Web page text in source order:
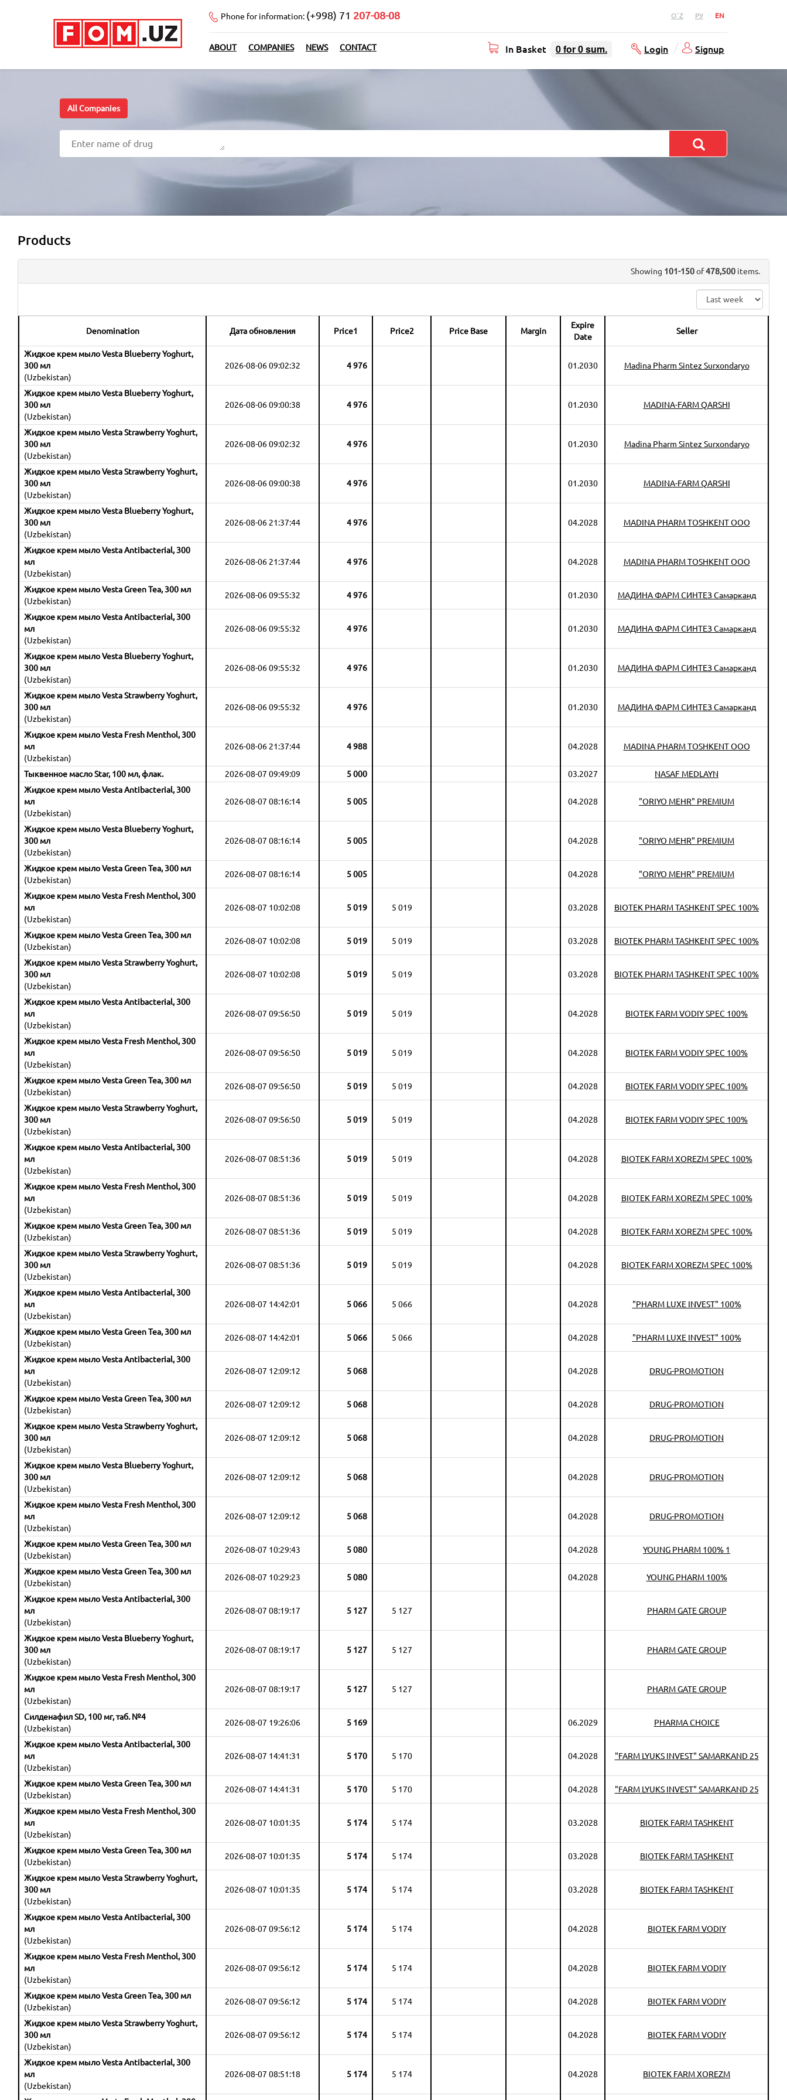
Phone for information: (+998) 71 207-08-08 O`Z РУ EN
Signup
Login
ABOUT COMPANIES NEWS CONTACT In Basket 0for0sum.
All Companies
Products
Showing 101-150of478,500 items.
Denomination Дата обновления Price1 Price2 Price Base Margin
Expire
Date
Seller
Жидкое крем мыло Vesta Blueberry Yoghurt,
300 мл
(Uzbekistan)
2026-08-06 09:02:32 4 976 01.2030 Madina Pharm Sintez Surxondaryo
Жидкое крем мыло Vesta Blueberry Yoghurt,
300 мл
(Uzbekistan)
2026-08-06 09:00:38 4 976 01.2030 MADINA-FARM QARSHI
Жидкое крем мыло Vesta Strawberry Yoghurt,
300 мл
(Uzbekistan)
2026-08-06 09:02:32 4 976 01.2030 Madina Pharm Sintez Surxondaryo
Жидкое крем мыло Vesta Strawberry Yoghurt,
300 мл
(Uzbekistan)
2026-08-06 09:00:38 4 976 01.2030 MADINA-FARM QARSHI
Жидкое крем мыло Vesta Blueberry Yoghurt,
300 мл
(Uzbekistan)
2026-08-06 21:37:44 4 976 04.2028 MADINA PHARM TOSHKENT OOO
Жидкое крем мыло Vesta Antibacterial, 300
мл
(Uzbekistan)
2026-08-06 21:37:44 4 976 04.2028 MADINA PHARM TOSHKENT OOO
Жидкое крем мыло Vesta Green Tea, 300 мл
(Uzbekistan)
2026-08-06 09:55:32 4 976 01.2030 МАДИНА ФАРМ СИНТЕЗ Самарканд
Жидкое крем мыло Vesta Antibacterial, 300
мл
(Uzbekistan)
2026-08-06 09:55:32 4 976 01.2030 МАДИНА ФАРМ СИНТЕЗ Самарканд
Жидкое крем мыло Vesta Blueberry Yoghurt,
300 мл
(Uzbekistan)
2026-08-06 09:55:32 4 976 01.2030 МАДИНА ФАРМ СИНТЕЗ Самарканд
Жидкое крем мыло Vesta Strawberry Yoghurt,
300 мл
(Uzbekistan)
2026-08-06 09:55:32 4 976 01.2030 МАДИНА ФАРМ СИНТЕЗ Самарканд
Жидкое крем мыло Vesta Fresh Menthol, 300
мл
(Uzbekistan)
2026-08-06 21:37:44 4 988 04.2028 MADINA PHARM TOSHKENT OOO
Тыквенное масло Star, 100 мл, флак. 2026-08-07 09:49:09 5 000 03.2027
NASAF MEDLAYN
Жидкое крем мыло Vesta Antibacterial, 300
мл
(Uzbekistan)
2026-08-07 08:16:14 5 005 04.2028 "ORIYO MEHR" PREMIUM
Жидкое крем мыло Vesta Blueberry Yoghurt,
300 мл
(Uzbekistan)
2026-08-07 08:16:14 5 005 04.2028 "ORIYO MEHR" PREMIUM
Жидкое крем мыло Vesta Green Tea, 300 мл
(Uzbekistan)
2026-08-07 08:16:14 5 005 04.2028 "ORIYO MEHR" PREMIUM
Жидкое крем мыло Vesta Fresh Menthol, 300
мл
(Uzbekistan)
2026-08-07 10:02:08 5 019 5 019 03.2028 BIOTEK PHARM TASHKENT SPEC 100%
Жидкое крем мыло Vesta Green Tea, 300 мл
(Uzbekistan)
2026-08-07 10:02:08 5 019 5 019 03.2028 BIOTEK PHARM TASHKENT SPEC 100%
Жидкое крем мыло Vesta Strawberry Yoghurt,
300 мл
(Uzbekistan)
2026-08-07 10:02:08 5 019 5 019 03.2028 BIOTEK PHARM TASHKENT SPEC 100%
Жидкое крем мыло Vesta Antibacterial, 300
мл
(Uzbekistan)
2026-08-07 09:56:50 5 019 5 019 04.2028 BIOTEK FARM VODIY SPEC 100%
Жидкое крем мыло Vesta Fresh Menthol, 300
мл
(Uzbekistan)
2026-08-07 09:56:50 5 019 5 019 04.2028 BIOTEK FARM VODIY SPEC 100%
Жидкое крем мыло Vesta Green Tea, 300 мл
(Uzbekistan)
2026-08-07 09:56:50 5 019 5 019 04.2028 BIOTEK FARM VODIY SPEC 100%
Жидкое крем мыло Vesta Strawberry Yoghurt,
300 мл
(Uzbekistan)
2026-08-07 09:56:50 5 019 5 019 04.2028 BIOTEK FARM VODIY SPEC 100%
Жидкое крем мыло Vesta Antibacterial, 300
мл
(Uzbekistan)
2026-08-07 08:51:36 5 019 5 019 04.2028 BIOTEK FARM XOREZM SPEC 100%
Жидкое крем мыло Vesta Fresh Menthol, 300
мл
(Uzbekistan)
2026-08-07 08:51:36 5 019 5 019 04.2028 BIOTEK FARM XOREZM SPEC 100%
Жидкое крем мыло Vesta Green Tea, 300 мл
(Uzbekistan)
2026-08-07 08:51:36 5 019 5 019 04.2028 BIOTEK FARM XOREZM SPEC 100%
Жидкое крем мыло Vesta Strawberry Yoghurt,
300 мл
(Uzbekistan)
2026-08-07 08:51:36 5 019 5 019 04.2028 BIOTEK FARM XOREZM SPEC 100%
Жидкое крем мыло Vesta Antibacterial, 300
мл
(Uzbekistan)
2026-08-07 14:42:01 5 066 5 066 04.2028 "PHARM LUXE INVEST" 100%
Жидкое крем мыло Vesta Green Tea, 300 мл
(Uzbekistan)
2026-08-07 14:42:01 5 066 5 066 04.2028 "PHARM LUXE INVEST" 100%
Жидкое крем мыло Vesta Antibacterial, 300
мл
(Uzbekistan)
2026-08-07 12:09:12 5 068 04.2028 DRUG-PROMOTION
Жидкое крем мыло Vesta Green Tea, 300 мл
(Uzbekistan)
2026-08-07 12:09:12 5 068 04.2028 DRUG-PROMOTION
Жидкое крем мыло Vesta Strawberry Yoghurt,
300 мл
(Uzbekistan)
2026-08-07 12:09:12 5 068 04.2028 DRUG-PROMOTION
Жидкое крем мыло Vesta Blueberry Yoghurt,
300 мл
(Uzbekistan)
2026-08-07 12:09:12 5 068 04.2028 DRUG-PROMOTION
Жидкое крем мыло Vesta Fresh Menthol, 300
мл
(Uzbekistan)
2026-08-07 12:09:12 5 068 04.2028 DRUG-PROMOTION
Жидкое крем мыло Vesta Green Tea, 300 мл
(Uzbekistan)
2026-08-07 10:29:43 5 080 04.2028 YOUNG PHARM 100% 1
Жидкое крем мыло Vesta Green Tea, 300 мл
(Uzbekistan)
2026-08-07 10:29:23 5 080 04.2028 YOUNG PHARM 100%
Жидкое крем мыло Vesta Antibacterial, 300
мл
(Uzbekistan)
2026-08-07 08:19:17 5 127 5 127 PHARM GATE GROUP
Жидкое крем мыло Vesta Blueberry Yoghurt,
300 мл
(Uzbekistan)
2026-08-07 08:19:17 5 127 5 127 PHARM GATE GROUP
Жидкое крем мыло Vesta Fresh Menthol, 300
мл
(Uzbekistan)
2026-08-07 08:19:17 5 127 5 127 PHARM GATE GROUP
Силденафил SD, 100 мг, таб. №4
(Uzbekistan)
2026-08-07 19:26:06 5 169 06.2029 PHARMA CHOICE
Жидкое крем мыло Vesta Antibacterial, 300
мл
(Uzbekistan)
2026-08-07 14:41:31 5 170 5 170 04.2028 "FARM LYUKS INVEST" SAMARKAND 25
Жидкое крем мыло Vesta Green Tea, 300 мл
(Uzbekistan)
2026-08-07 14:41:31 5 170 5 170 04.2028 "FARM LYUKS INVEST" SAMARKAND 25
Жидкое крем мыло Vesta Fresh Menthol, 300
мл
(Uzbekistan)
2026-08-07 10:01:35 5 174 5 174 03.2028 BIOTEK FARM TASHKENT
Жидкое крем мыло Vesta Green Tea, 300 мл
(Uzbekistan)
2026-08-07 10:01:35 5 174 5 174 03.2028 BIOTEK FARM TASHKENT
Жидкое крем мыло Vesta Strawberry Yoghurt,
300 мл
(Uzbekistan)
2026-08-07 10:01:35 5 174 5 174 03.2028 BIOTEK FARM TASHKENT
Жидкое крем мыло Vesta Antibacterial, 300
мл
(Uzbekistan)
2026-08-07 09:56:12 5 174 5 174 04.2028 BIOTEK FARM VODIY
Жидкое крем мыло Vesta Fresh Menthol, 300
мл
(Uzbekistan)
2026-08-07 09:56:12 5 174 5 174 04.2028 BIOTEK FARM VODIY
Жидкое крем мыло Vesta Green Tea, 300 мл
(Uzbekistan)
2026-08-07 09:56:12 5 174 5 174 04.2028 BIOTEK FARM VODIY
Жидкое крем мыло Vesta Strawberry Yoghurt,
300 мл
(Uzbekistan)
2026-08-07 09:56:12 5 174 5 174 04.2028 BIOTEK FARM VODIY
Жидкое крем мыло Vesta Antibacterial, 300
мл
(Uzbekistan)
2026-08-07 08:51:18 5 174 5 174 04.2028 BIOTEK FARM XOREZM